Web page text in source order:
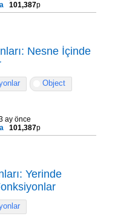
101,387p
Nesne İçinde
Object
ay önce
101,387p
Yerinde